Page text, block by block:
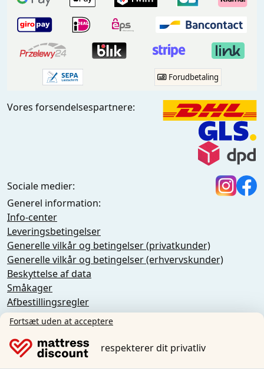
Forudbetaling
Vores forsendelsespartnere:
Sociale medier:
Generel information:
Info-center
Leveringsbetingelser
Generelle vilkår og betingelser (privatkunder)
Generelle vilkår og betingelser (erhvervskunder)
Beskyttelse af data
Småkager
Afbestillingsregler
Aftryk
Tilbagekaldelse af aftalen
Fortsæt uden at acceptere
respekterer dit privatliv